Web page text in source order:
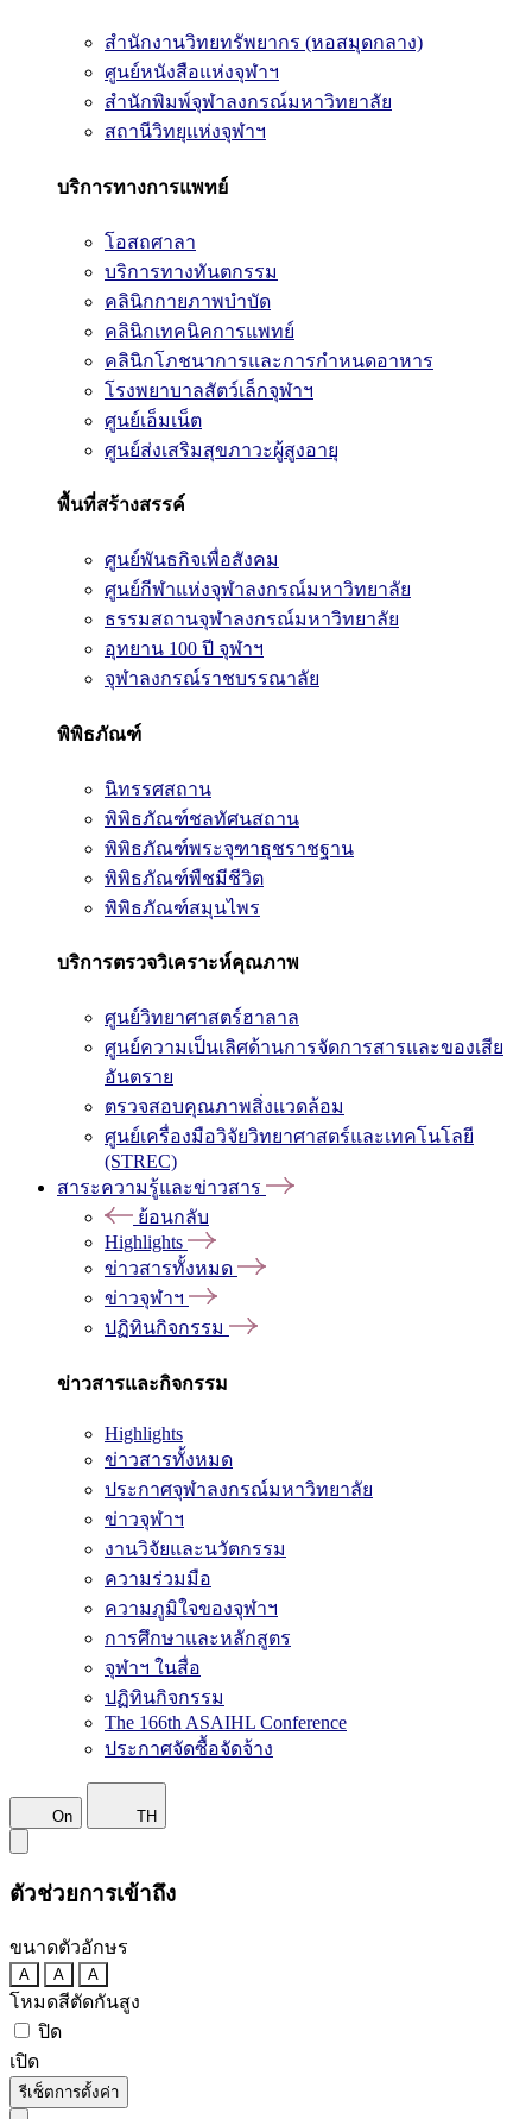
สำนักงานวิทยทรัพยากร (หอสมุดกลาง)
ศูนย์หนังสือแห่งจุฬาฯ
สำนักพิมพ์จุฬาลงกรณ์มหาวิทยาลัย
สถานีวิทยุแห่งจุฬาฯ
บริการทางการแพทย์
โอสถศาลา
บริการทางทันตกรรม
คลินิกกายภาพบำบัด
คลินิกเทคนิคการแพทย์
คลินิกโภชนาการและการกำหนดอาหาร
โรงพยาบาลสัตว์เล็กจุฬาฯ
ศูนย์เอ็มเน็ต
ศูนย์ส่งเสริมสุขภาวะผู้สูงอายุ
พื้นที่สร้างสรรค์
ศูนย์พันธกิจเพื่อสังคม
ศูนย์กีฬาแห่งจุฬาลงกรณ์มหาวิทยาลัย
ธรรมสถานจุฬาลงกรณ์มหาวิทยาลัย
อุทยาน 100 ปี จุฬาฯ
จุฬาลงกรณ์ราชบรรณาลัย
พิพิธภัณฑ์
นิทรรศสถาน
พิพิธภัณฑ์ชลทัศนสถาน
พิพิธภัณฑ์พระจุฑาธุชราชฐาน
พิพิธภัณฑ์พืชมีชีวิต
พิพิธภัณฑ์สมุนไพร
บริการตรวจวิเคราะห์คุณภาพ
ศูนย์วิทยาศาสตร์ฮาลาล
ศูนย์ความเป็นเลิศด้านการจัดการสารและของเสีย
อันตราย
ตรวจสอบคุณภาพสิ่งแวดล้อม
ศูนย์เครื่องมือวิจัยวิทยาศาสตร์และเทคโนโลยี
(STREC)
สาระความรู้และข่าวสาร
ย้อนกลับ
Highlights
ข่าวสารทั้งหมด
ข่าวจุฬาฯ
ปฏิทินกิจกรรม
ข่าวสารและกิจกรรม
Highlights
ข่าวสารทั้งหมด
ประกาศจุฬาลงกรณ์มหาวิทยาลัย
ข่าวจุฬาฯ
งานวิจัยและนวัตกรรม
ความร่วมมือ
ความภูมิใจของจุฬาฯ
การศึกษาและหลักสูตร
จุฬาฯ ในสื่อ
ปฏิทินกิจกรรม
The 166th ASAIHL Conference
ประกาศจัดซื้อจัดจ้าง
On TH
ตัวช่วยการเข้าถึง
ขนาดตัวอักษร
A A A
โหมดสีตัดกันสูง
ปิด
เปิด
รีเซ็ตการตั้งค่า